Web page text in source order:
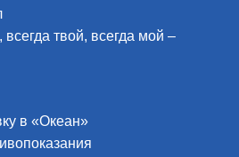
твой, всегда мой –
в «Океан»